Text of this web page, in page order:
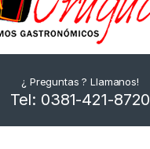
¿ Preguntas ? Llamanos!
Tel: 0381-421-8720